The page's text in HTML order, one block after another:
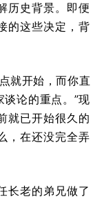
历史背景。即便
的这些决定，背
就开始，而你直
论的重点。”现
就已开始很久的
，在还没完全弄
长老的弟兄做了